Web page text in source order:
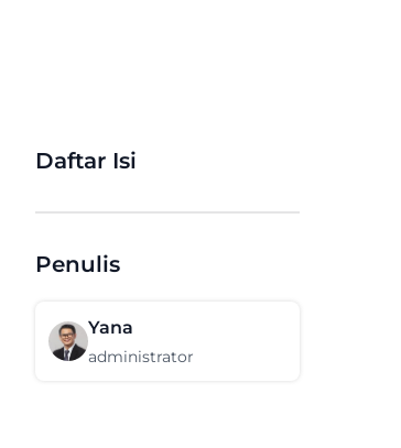
Daftar Isi
Penulis
Yana
administrator